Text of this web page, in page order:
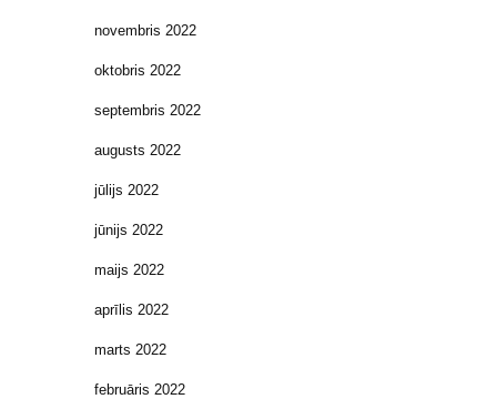
novembris 2022
oktobris 2022
septembris 2022
augusts 2022
jūlijs 2022
jūnijs 2022
maijs 2022
aprīlis 2022
marts 2022
februāris 2022